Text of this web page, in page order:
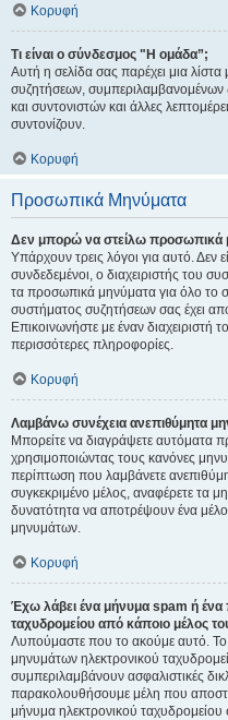
Κορυφή
Τι είναι ο σύνδεσμος "Η ομάδα”;
Αυτή η σελίδα σας παρέχει μια
συζητήσεων, συμπεριλαμβανομένων
και συντονιστών και άλλες
συντονίζουν.
Κορυφή
Προσωπικά Μηνύματα
Δεν μπορώ να στείλω προσωπικά
Υπάρχουν τρεις λόγοι για αυτό. Δεν
συνδεδεμένοι, ο διαχειριστής του
τα προσωπικά μηνύματα για όλο το
συστήματος συζητήσεων σας έχει
Επικοινωνήστε με έναν διαχειριστή
περισσότερες πληροφορίες.
Κορυφή
Λαμβάνω συνέχεια ανεπιθύμητα
Μπορείτε να διαγράψετε αυτόματα
χρησιμοποιώντας τους κανόνες
περίπτωση που λαμβάνετε
συγκεκριμένο μέλος, αναφέρετε τα
δυνατότητα να αποτρέψουν ένα
μηνυμάτων.
Κορυφή
Έχω λάβει ένα μήνυμα spam ή ένα
ταχυδρομείου από κάποιο μέλος
Λυπούμαστε που το ακούμε αυτό. Το
μηνυμάτων ηλεκτρονικού
συμπεριλαμβάνουν ασφαλιστικές
παρακολουθήσουμε μέλη που
μήνυμα ηλεκτρονικού ταχυδρομείου